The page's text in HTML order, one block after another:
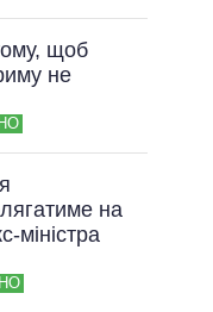
щоб
не
на
міністра